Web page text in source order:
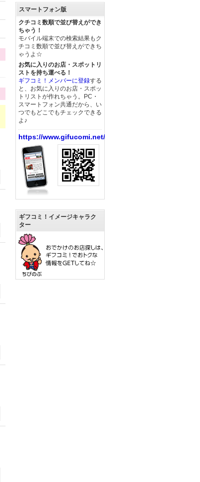
スマートフォン版
クチコミ数順で並び替えができ
ちゃう！
モバイル端末での検索結果もク
チコミ数順で並び替えができち
ゃうよ☆
お気に入りのお店・スポットリ
ストを持ち運べる！
ギフコミ！メンバーに登録する
と、お気に入りのお店・スポッ
トリストが作れちゃう。PC・
スマートフォン共通だから、い
つでもどこでもチェックできる
よ♪
https://www.gifucomi.net/
ギフコミ！イメージキャラク
ター